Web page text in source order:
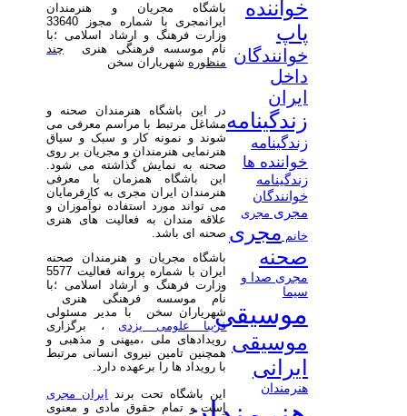
باشگاه مجریان و هنرمندان
ایرانمجری با شماره مجوز 33640
وزارت فرهنگ و ارشاد اسلامی ؛با
نام موسسه فرهنگی هنری چند
منظوره شهریاران سخن
در این باشگاه هنرمندان صحنه و
مشاغل مرتبط با مراسم معرفی می
شوند و نمونه کار و سبک و سیاق
هنرنمایی هنرمندان و مجریان بر روی
صحنه به نمایش گذاشته می شود.
این باشگاه همزمان با معرفی
هنرمندان ایران مجری به کارفرمایان
می تواند مورد استفاده نوآموزان و
علاقه مندان به فعالیت های هنری
صحنه ای باشد.
باشگاه مجریان و هنرمندان صحنه
ایران با شماره پروانه فعالیت 5577
وزارت فرهنگ و ارشاد اسلامی ؛با
نام موسسه فرهنگی هنری
شهریاران سخن با مدیر مسئولی
فریبا علومی یزدی ، برگزاری
رویدادهای ملی ،میهنی و مذهبی و
همچنین تامین نیروی انسانی مرتبط
با رویداد ها را برعهده دارد.
این باشگاه تحت برند ایران مجری
است و تمام حقوق مادی و معنوی
خواننده
پاپ
خوانندگان
داخل
ایران
زندگینامه
زندگینامه
خواننده ها
زندگینامه
خوانندگان
مجری مجری
خانم مجری
صحنه
مجری صدا و
سیما
موسیقی
موسیقی
ایرانی
هنرمندان